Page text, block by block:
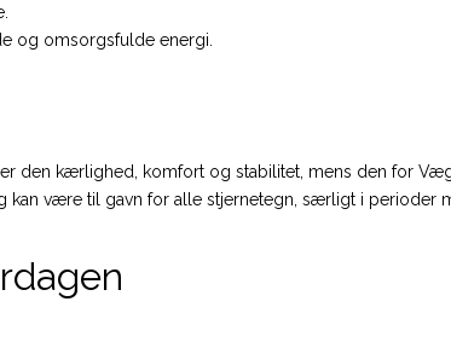
og omsorgsfulde energi.
den kærlighed, komfort og stabilitet, mens den for
være til gavn for alle stjernetegn, særligt i perioder